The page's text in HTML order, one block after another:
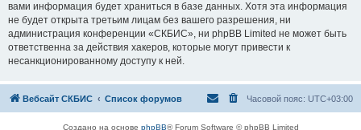
вами информация будет храниться в базе данных. Хотя эта информация
не будет открыта третьим лицам без вашего разрешения, ни
администрация конференции «СКБИС», ни phpBB Limited не может быть
ответственна за действия хакеров, которые могут привести к
несанкционированному доступу к ней.
Вебсайт СКБИС Список форумов Часовой пояс: UTC+03:00
Создано на основе phpBB® Forum Software © phpBB Limited